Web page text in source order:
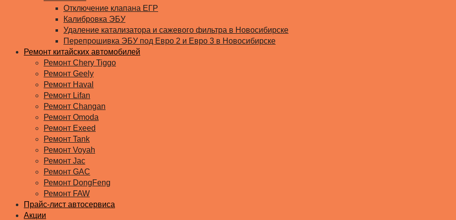
Отключение клапана ЕГР
Калибровка ЭБУ
Удаление катализатора и сажевого фильтра в Новосибирске
Перепрошивка ЭБУ под Евро 2 и Евро 3 в Новосибирске
Ремонт китайских автомобилей
Ремонт Chery Tiggo
Ремонт Geely
Ремонт Haval
Ремонт Lifan
Ремонт Changan
Ремонт Omoda
Ремонт Exeed
Ремонт Tank
Ремонт Voyah
Ремонт Jac
Ремонт GAC
Ремонт DongFeng
Ремонт FAW
Прайс-лист автосервиса
Акции